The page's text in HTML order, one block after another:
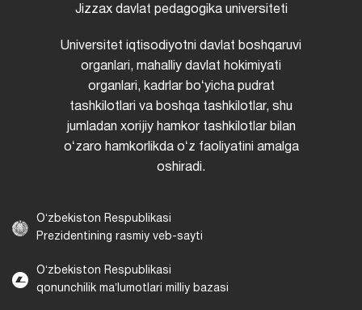
Jizzax davlat pedagogika universiteti
Universitet iqtisodiyotni davlat boshqaruvi
organlari, mahalliy davlat hokimiyati
organlari, kadrlar boʻyicha pudrat
tashkilotlari va boshqa tashkilotlar, shu
jumladan xorijiy hamkor tashkilotlar bilan
oʻzaro hamkorlikda oʻz faoliyatini amalga
oshiradi.
Oʻzbekiston Respublikasi
Prezidentining rasmiy veb-sayti
Oʻzbekiston Respublikasi
qonunchilik maʼlumotlari milliy bazasi